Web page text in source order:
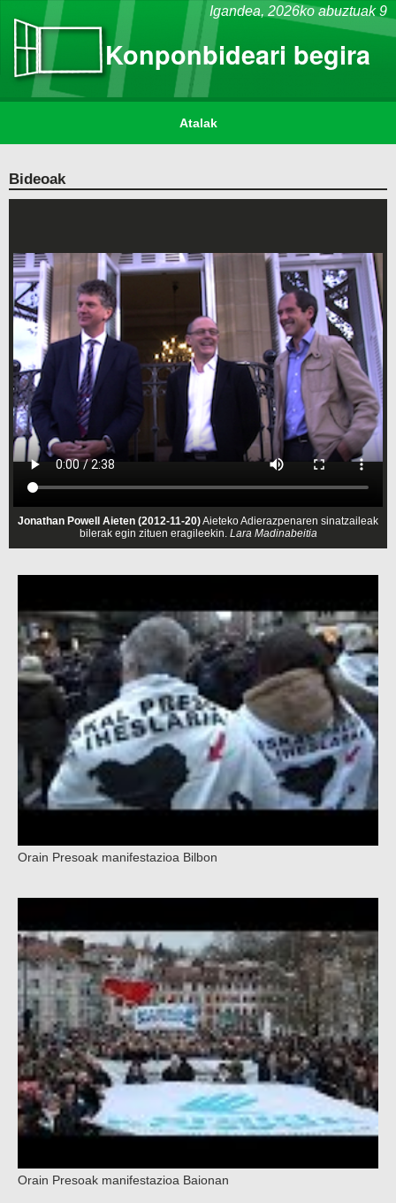
Igandea, 2026ko abuztuak 9
Konponbideari begira
Atalak
Bideoak
Jonathan Powell Aieten (2012-11-20)Aieteko Adierazpenaren sinatzaileak
bilerak egin zituen eragileekin. Lara Madinabeitia
Orain Presoak manifestazioa Bilbon
Orain Presoak manifestazioa Baionan